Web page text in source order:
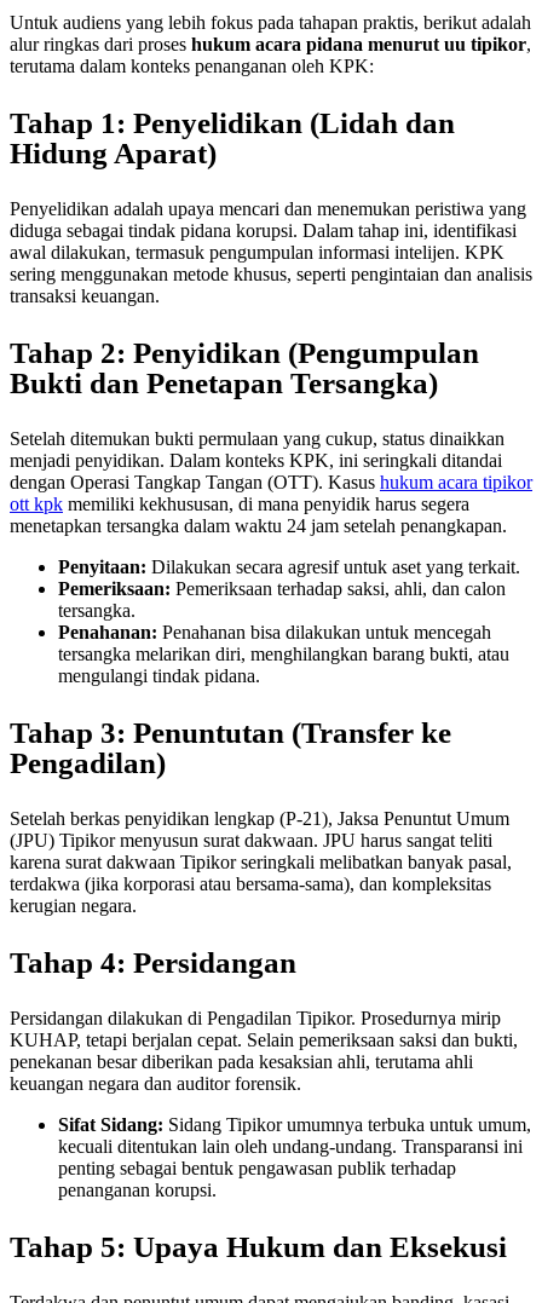
Untuk audiens yang lebih fokus pada tahapan praktis, berikut adalah
alur ringkas dari proses hukum acara pidana menurut uu tipikor,
terutama dalam konteks penanganan oleh KPK:
Tahap 1: Penyelidikan (Lidah dan
Hidung Aparat)
Penyelidikan adalah upaya mencari dan menemukan peristiwa yang
diduga sebagai tindak pidana korupsi. Dalam tahap ini, identifikasi
awal dilakukan, termasuk pengumpulan informasi intelijen. KPK
sering menggunakan metode khusus, seperti pengintaian dan analisis
transaksi keuangan.
Tahap 2: Penyidikan (Pengumpulan
Bukti dan Penetapan Tersangka)
Setelah ditemukan bukti permulaan yang cukup, status dinaikkan
menjadi penyidikan. Dalam konteks KPK, ini seringkali ditandai
dengan Operasi Tangkap Tangan (OTT). Kasus hukum acara tipikor
ott kpk memiliki kekhususan, di mana penyidik harus segera
menetapkan tersangka dalam waktu 24 jam setelah penangkapan.
Penyitaan: Dilakukan secara agresif untuk aset yang terkait.
Pemeriksaan: Pemeriksaan terhadap saksi, ahli, dan calon
tersangka.
Penahanan: Penahanan bisa dilakukan untuk mencegah
tersangka melarikan diri, menghilangkan barang bukti, atau
mengulangi tindak pidana.
Tahap 3: Penuntutan (Transfer ke
Pengadilan)
Setelah berkas penyidikan lengkap (P-21), Jaksa Penuntut Umum
(JPU) Tipikor menyusun surat dakwaan. JPU harus sangat teliti
karena surat dakwaan Tipikor seringkali melibatkan banyak pasal,
terdakwa (jika korporasi atau bersama-sama), dan kompleksitas
kerugian negara.
Tahap 4: Persidangan
Persidangan dilakukan di Pengadilan Tipikor. Prosedurnya mirip
KUHAP, tetapi berjalan cepat. Selain pemeriksaan saksi dan bukti,
penekanan besar diberikan pada kesaksian ahli, terutama ahli
keuangan negara dan auditor forensik.
Sifat Sidang: Sidang Tipikor umumnya terbuka untuk umum,
kecuali ditentukan lain oleh undang-undang. Transparansi ini
penting sebagai bentuk pengawasan publik terhadap
penanganan korupsi.
Tahap 5: Upaya Hukum dan Eksekusi